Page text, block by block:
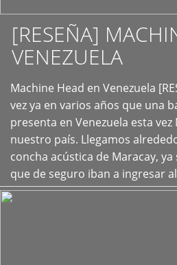
[RESEÑA]
VENEZUELA
Machine Head en Venezuela
vez ya en varios años que una
presenta en Venezuela esta
nuestro país. Llegamos
concha acústica de Maracay,
que de seguro iban a ingresar
+